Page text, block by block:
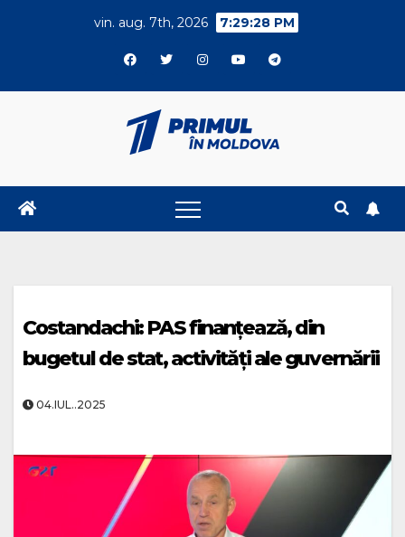
vin. aug. 7th, 2026 7:29:29 PM
Costandachi: PAS finanțează, din
bugetul de stat, activități ale guvernării
04.IUL..2025